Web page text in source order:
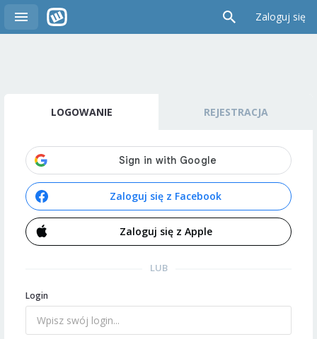
Zaloguj się
LOGOWANIE REJESTRACJA
Zaloguj się z Facebook
Zaloguj się z Apple
LUB
Login